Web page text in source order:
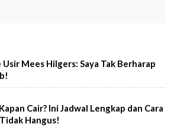
Mees Hilgers: Saya Tak Berharap
Cair? Ini Jadwal Lengkap dan Cara
Hangus!